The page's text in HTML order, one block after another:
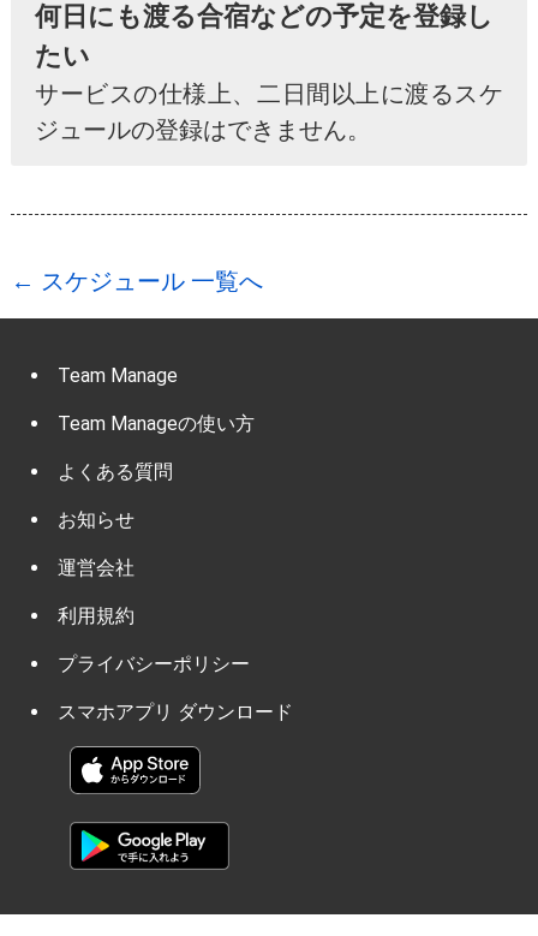
何日にも渡る合宿などの予定を登録し
たい
サービスの仕様上、二日間以上に渡るスケ
ジュールの登録はできません。
← スケジュール 一覧へ
Team Manage
Team Manageの使い方
よくある質問
お知らせ
運営会社
利用規約
プライバシーポリシー
スマホアプリ ダウンロード